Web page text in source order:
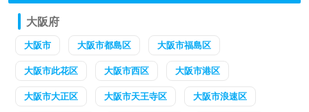
大阪府
大阪市 大阪市都島区 大阪市福島区
大阪市此花区 大阪市西区 大阪市港区
大阪市大正区 大阪市天王寺区 大阪市浪速区